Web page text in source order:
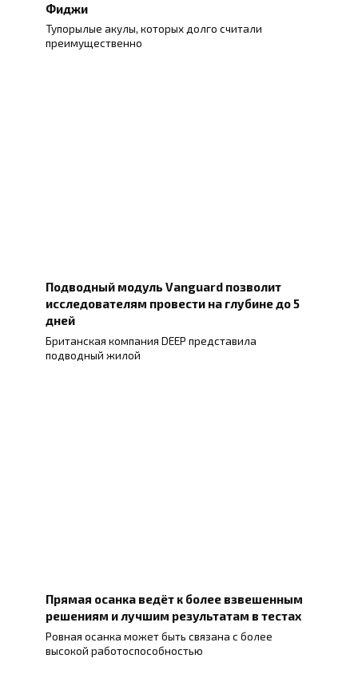
Фиджи
Тупорылые акулы, которых долго считали
преимущественно
Подводный модуль Vanguard позволит
исследователям провести на глубине до 5
дней
Британская компания DEEP представила
подводный жилой
Прямая осанка ведёт к более взвешенным
решениям и лучшим результатам в тестах
Ровная осанка может быть связана с более
высокой работоспособностью